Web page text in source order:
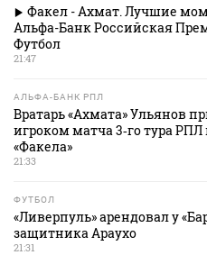
Факел - Ахмат. Лучшие
Альфа-Банк Российская
Футбол
21:47
АЛЬФА-БАНК РПЛ
Вратарь «Ахмата» Ульянов
игроком матча 3‑го тура РПЛ
«Факела»
21:33
ФУТБОЛ
«Ливерпуль» арендовал у
защитника Араухо
21:31